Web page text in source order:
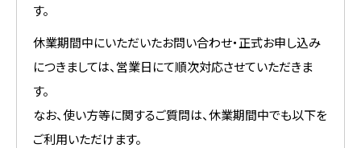
す。
休業期間中にいただいたお問い合わせ・正式お申し込み
につきましては、営業日にて順次対応させていただきま
す。
なお、使い方等に関するご質問は、休業期間中でも以下を
ご利用いただけます。